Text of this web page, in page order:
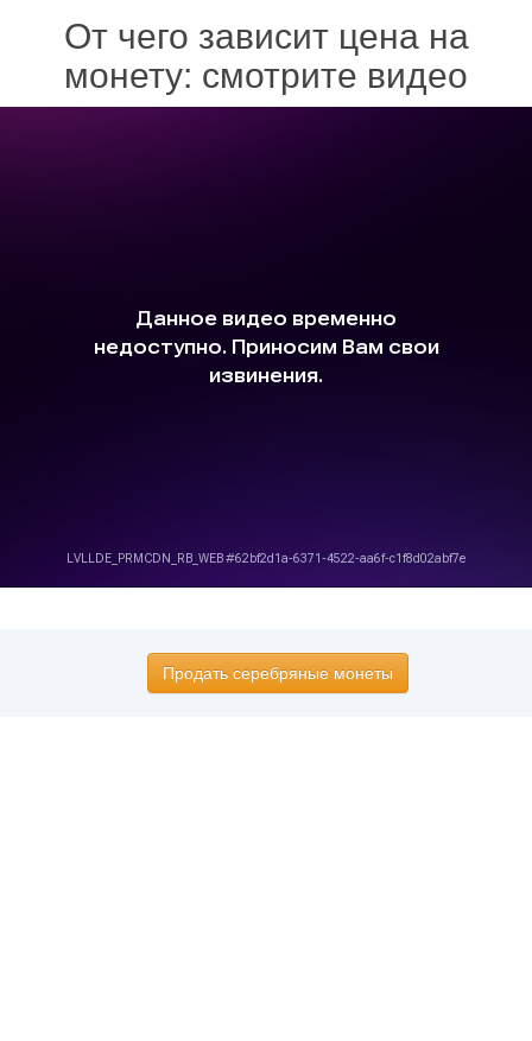
От чего зависит цена на
монету: смотрите видео
Продать серебряные монеты